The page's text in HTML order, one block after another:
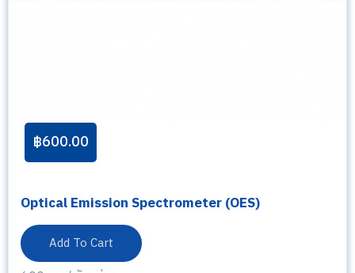
฿600.00
Optical Emission Spectrometer (OES)
Add To Cart